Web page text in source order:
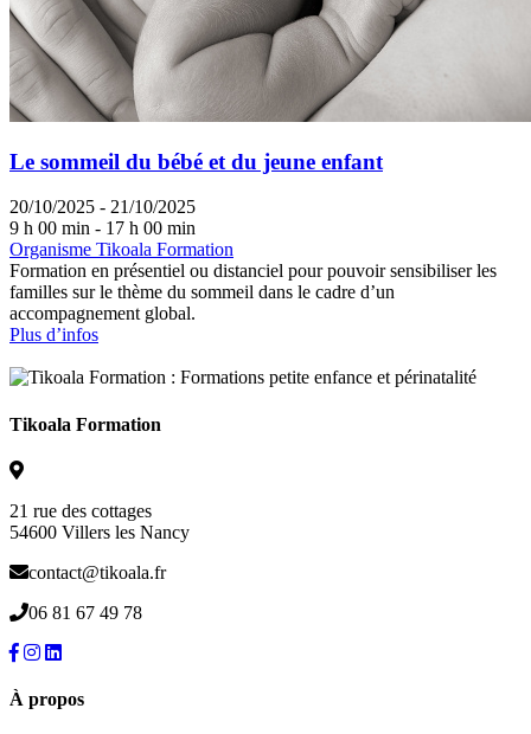
Le sommeil du bébé et du jeune enfant
20/10/2025 - 21/10/2025
9 h 00 min - 17 h 00 min
Organisme Tikoala Formation
Formation en présentiel ou distanciel pour pouvoir sensibiliser les
familles sur le thème du sommeil dans le cadre d’un
accompagnement global.
Plus d’infos
Tikoala Formation
21 rue des cottages
54600 Villers les Nancy
contact@tikoala.fr
06 81 67 49 78
À propos